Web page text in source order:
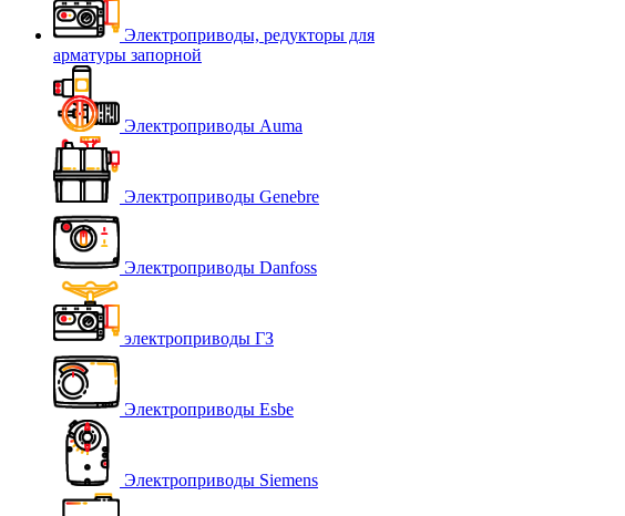
Электроприводы, редукторы для
арматуры запорной
Электроприводы Auma
Электроприводы Genebre
Электроприводы Danfoss
электроприводы ГЗ
Электроприводы Esbe
Электроприводы Siemens